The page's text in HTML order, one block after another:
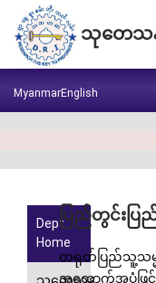
သုတေသန
MyanmarEnglish
Dept.
Home
ပြည်တွင်းပြ
တရုတ်ပြည်သူ့သမ္မ
အထောက်အပံ့ဖ